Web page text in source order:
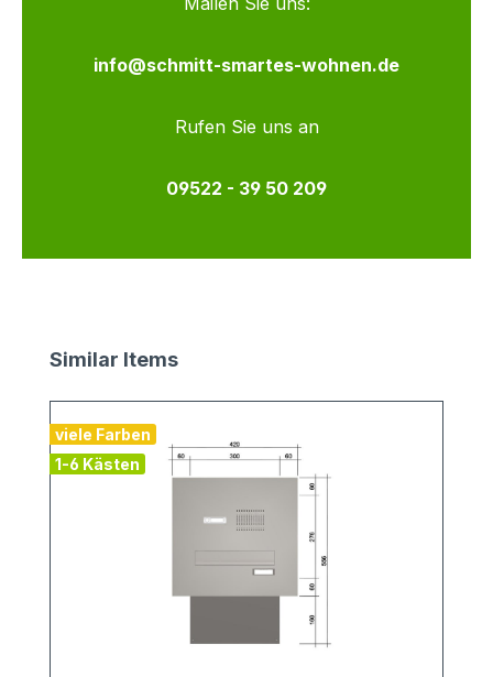
info@schmitt-smartes-wohnen.de
Rufen Sie uns an
09522 - 39 50 209
Produktgalerie überspringen
Similar Items
viele Farben
1-6 Kästen